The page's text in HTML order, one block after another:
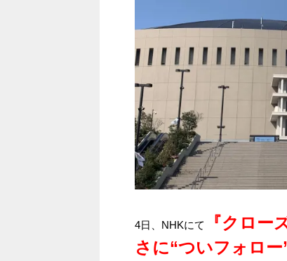
4日、NHKにて
『クロ
さに“ついフォロ